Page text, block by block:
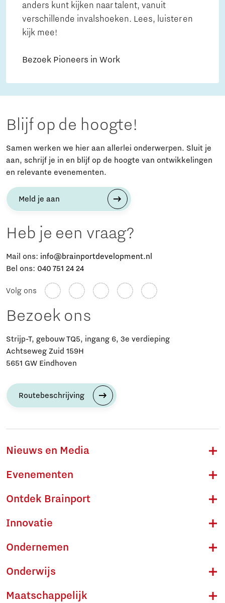
anders kunt kijken naar talent, vanuit
verschillende invalshoeken. Lees, luister en
kijk mee!
Bezoek Pioneers in Work
Blijf op de hoogte!
Samen werken we hier aan allerlei onderwerpen. Sluit je
aan, schrijf je in en blijf op de hoogte van ontwikkelingen
en relevante evenementen.
Meld je aan
Heb je een vraag?
Mail ons: info@brainportdevelopment.nl
Bel ons: 040 751 24 24
Volg ons
Bezoek ons
Strijp-T, gebouw TQ5, ingang 6, 3e verdieping
Achtseweg Zuid 159H
5651 GW Eindhoven
Routebeschrijving
Nieuws en Media
Evenementen
Ontdek Brainport
Innovatie
Ondernemen
Onderwijs
Maatschappelijk